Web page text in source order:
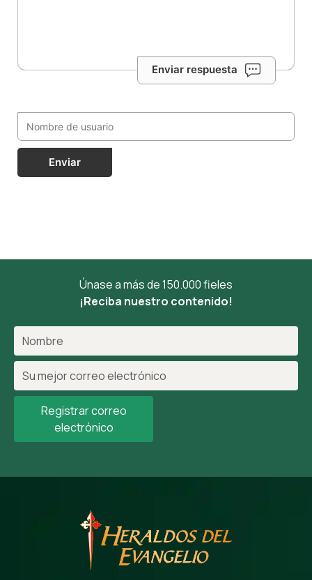
Enviar respuesta
Enviar
Únase a más de 150.000 fieles
¡Reciba nuestro contenido!
Registrar correo
electrónico